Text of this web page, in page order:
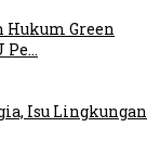
Hukum Green
Pe…
Isu Lingkungan